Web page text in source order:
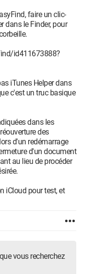
faire un clic-
dans le Finder, pour
id411673888?
iTunes Helper dans
c'est un truc basique
dans les
des
d'un redémarrage
d'un document
au lieu de procéder
iCloud pour test, et
vous recherchez